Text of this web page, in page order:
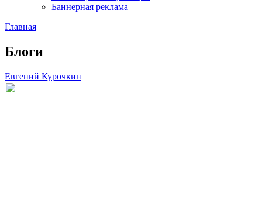
Баннерная реклама
Главная
Блоги
Евгений Курочкин